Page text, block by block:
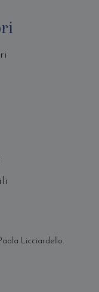
Licciardello.